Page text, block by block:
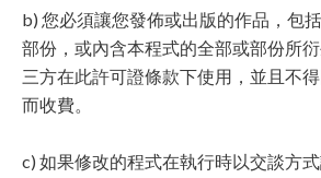
b) 您必須讓您發佈或出版的作品，包
部份，或內含本程式的全部或部份所
三方在此許可證條款下使用，並且不
而收費。
c) 如果修改的程式在執行時以交談方